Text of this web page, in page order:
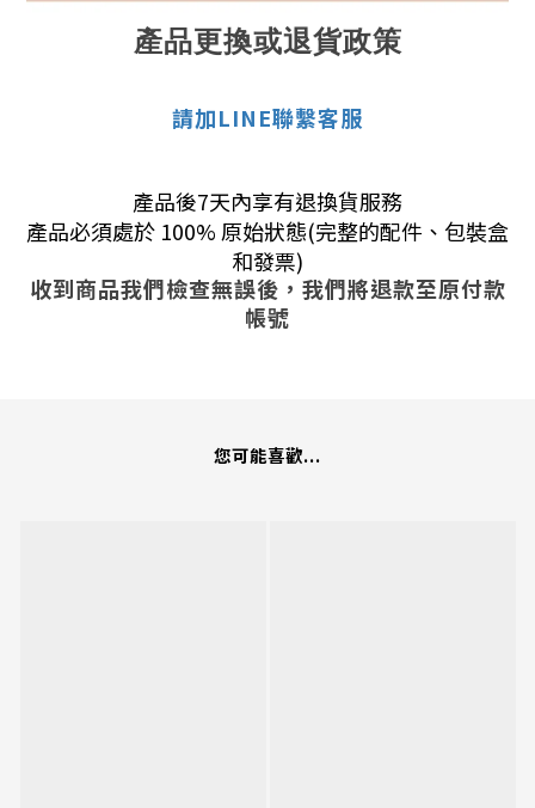
產品更換或退貨政策
請加LINE聯繫客服
產品後7天內享有退換貨服務
產品必須處於 100% 原始狀態(完整的配件、包裝盒
和發票)
收到商品我們檢查無誤後，我們將退款至原付款
帳號
您可能喜歡...